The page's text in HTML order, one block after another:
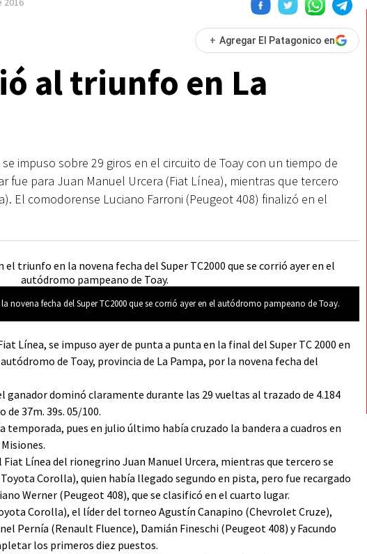
+ Agregar El Patagonico en
al triunfo en La
impuso sobre 29 giros en el circuito de Toay con un tiempo de
fue para Juan Manuel Urcera (Fiat Línea), mientras que tercero
El comodorense Luciano Farroni (Peugeot 408) finalizó en el
novena fecha del Super TC2000 que se corrió ayer en el autódromo pampeano de Toay.
Línea, se impuso ayer de punta a punta en la final del Super TC 2000 en
de Toay, provincia de La Pampa, por la novena fecha del
ganador dominó claramente durante las 29 vueltas al trazado de 4.184
37m. 39s. 05/100.
temporada, pues en julio último había cruzado la bandera a cuadros en
Fiat Línea del rionegrino Juan Manuel Urcera, mientras que tercero se
Corolla), quien había llegado segundo en pista, pero fue recargado
Werner (Peugeot 408), que se clasificó en el cuarto lugar.
Corolla), el líder del torneo Agustín Canapino (Chevrolet Cruze),
Pernía (Renault Fluence), Damián Fineschi (Peugeot 408) y Facundo
los primeros diez puestos.